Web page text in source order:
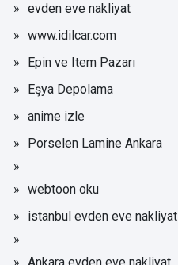
evden eve nakliyat
www.idilcar.com
Epin ve Item Pazarı
Eşya Depolama
anime izle
Porselen Lamine Ankara
webtoon oku
istanbul evden eve nakliyat